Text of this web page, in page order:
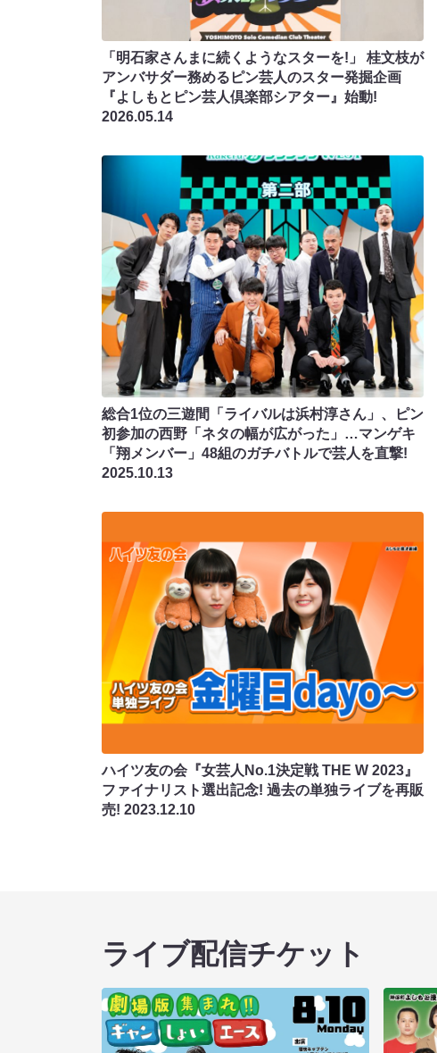
「明石家さんまに続くようなスターを!」 桂文枝が
アンバサダー務めるピン芸人のスター発掘企画
『よしもとピン芸人倶楽部シアター』始動!
2026.05.14
総合1位の三遊間「ライバルは浜村淳さん」、ピン
初参加の西野「ネタの幅が広がった」…マンゲキ
「翔メンバー」48組のガチバトルで芸人を直撃!
2025.10.13
ハイツ友の会『女芸人No.1決定戦 THE W 2023』
ファイナリスト選出記念! 過去の単独ライブを再販
売! 2023.12.10
ライブ配信チケット